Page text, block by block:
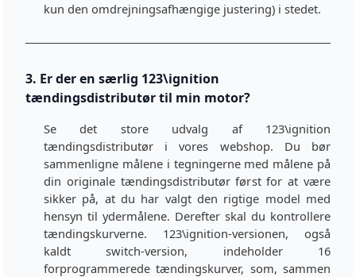
kun den omdrejningsafhængige justering) i stedet.
3. Er der en særlig 123\ignition
tændingsdistributør til min motor?
Se det store udvalg af 123\ignition
tændingsdistributør i vores webshop. Du bør
sammenligne målene i tegningerne med målene på
din originale tændingsdistributør først for at være
sikker på, at du har valgt den rigtige model med
hensyn til ydermålene. Derefter skal du kontrollere
tændingskurverne. 123\ignition-versionen, også
kaldt switch-version, indeholder 16
forprogrammerede tændingskurver, som, sammen